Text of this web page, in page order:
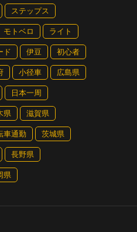
ステップス
モトベロ ライト
ド 伊豆 初心者
小径車 広島県
日本一周
県 滋賀県
車通勤 茨城県
長野県
県